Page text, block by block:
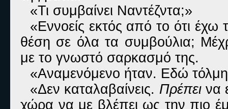
«Τι συμβαίνει Ναντέζντα;»
«Εννοείς εκτός από το ότι έχω
θέση σε όλα τα συμβούλια;
με το γνωστό σαρκασμό της.
«Αναμενόμενο ήταν. Εδώ
«Δεν καταλαβαίνεις. Πρέπεινα
χώρα να με βλέπει ως την πιο